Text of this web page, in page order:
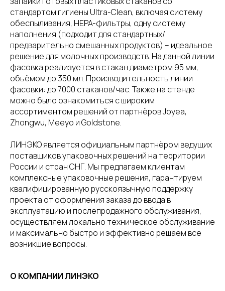
стандартом гигиены Ultra-Clean, включая систему
обеспыливания, HEPA-фильтры, одну систему
наполнения (подходит для стандартных/
предварительно смешанных продуктов) – идеальное
решение для молочных производств. На данной линии
фасовка реализуется в стакан диаметром 95 мм,
объёмом до 350 мл. Производительность линии
фасовки: до 7000 стаканов/час. Также на стенде
можно было ознакомиться с широким
ассортиментом решений от партнёров Joyea,
Zhongwu, Meeyo и Goldstone.
ЛИНЭКО является официальным партнёром ведущих
поставщиков упаковочных решений на территории
России и стран СНГ. Мы предлагаем клиентам
комплексные упаковочные решения, гарантируем
квалифицированную русскоязычную поддержку
проекта от оформления заказа до ввода в
эксплуатацию и послепродажного обслуживания,
осуществляем локально техническое обслуживание
и максимально быстро и эффективно решаем все
возникшие вопросы.
О КОМПАНИИ ЛИНЭКО